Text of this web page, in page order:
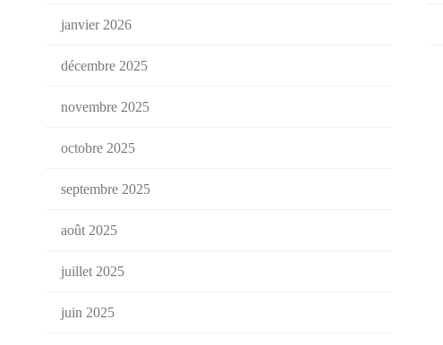
janvier 2026
décembre 2025
novembre 2025
octobre 2025
septembre 2025
août 2025
juillet 2025
juin 2025